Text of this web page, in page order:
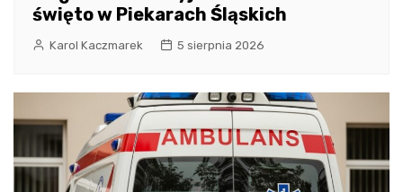
święto w Piekarach Śląskich
Karol Kaczmarek 5 sierpnia 2026